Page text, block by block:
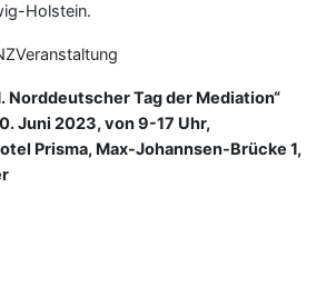
Holstein.
Norddeutscher Tag der Mediation“
Juni 2023, von 9-17 Uhr,
Prisma, Max-Johannsen-Brücke 1,